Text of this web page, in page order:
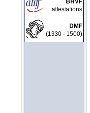
BHVF
attestations
DMF
(1330 - 1500)